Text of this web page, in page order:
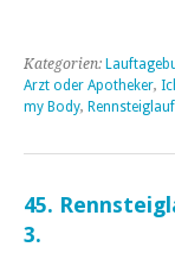
Kategorien:
Arzt oder Apotheker,
my Body, Rennsteiglauf
45.
3.